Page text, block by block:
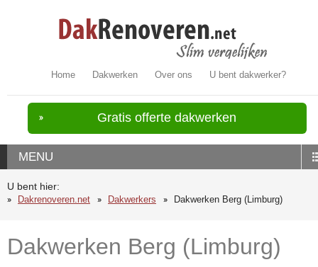
Home Dakwerken Over ons U bent dakwerker?
Gratis offerte dakwerken
MENU
U bent hier:
Dakrenoveren.net
Dakwerkers Dakwerken Berg (Limburg)
Dakwerken Berg (Limburg)